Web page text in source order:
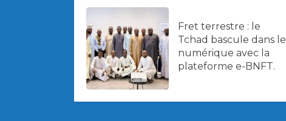
Fret terrestre : le
Tchad bascule dans le
numérique avec la
plateforme e-BNFT.